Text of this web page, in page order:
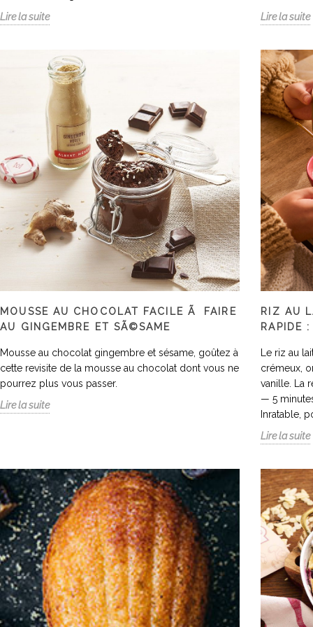
traditionnel
et légèrement sucrée,
se déguste ici en toute
en salade froide
touche...
gingembre et sÃ©same
Mousse au chocolat gingembre
et sésame, goûtez à cette
revisite de la mousse au
chocolat dont vous ne pourrez
plus...
Lire la suite
et
Lire la suite
Lire la suite
MOUSSE AU CHOCOLAT FACILE Ã FAIRE
AU GINGEMBRE ET SÃ©SAME
Mousse au chocolat gingembre et sésame, goûtez à
cette revisite de la mousse au chocolat dont vous ne
pourrez plus vous passer.
Lire la suite
RIZ AU
RAPIDE
Le riz au
crémeux,
vanille. La
— 5
Inratable,
Lire la suite